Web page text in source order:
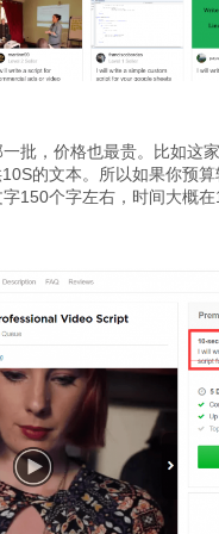
批，价格也最贵。比如这
的文本。所以如果你预
150个字左右，时间大概在